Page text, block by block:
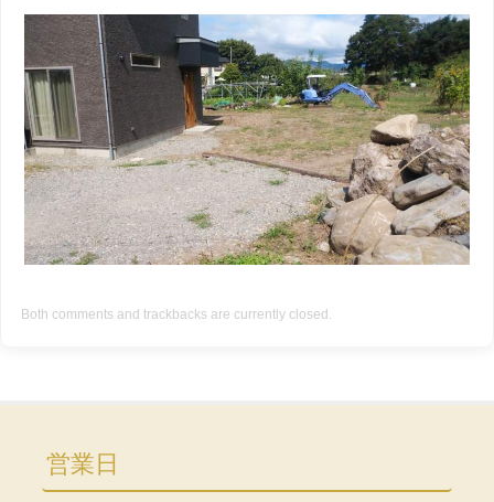
Both comments and trackbacks are currently closed.
営業日